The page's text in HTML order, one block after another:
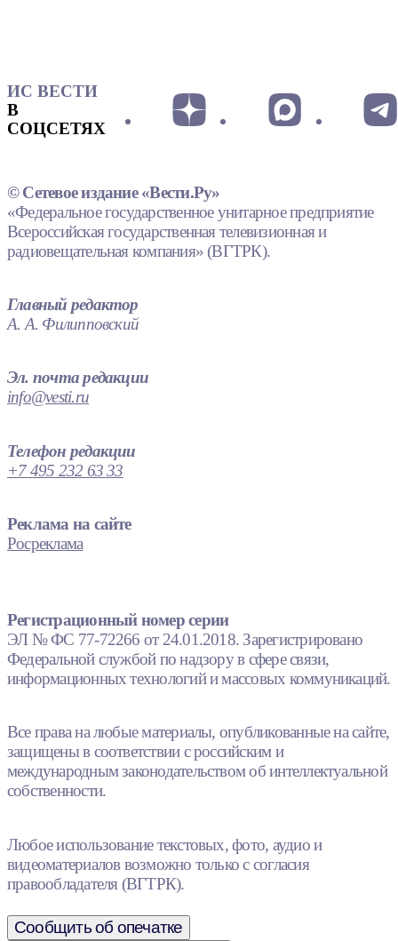
ИС ВЕСТИ
В
СОЦСЕТЯХ
© Сетевое издание «Вести.Ру»
«Федеральное государственное унитарное предприятие
Всероссийская государственная телевизионная и
радиовещательная компания» (ВГТРК).
Главный редактор
А. А. Филипповский
Эл. почта редакции
info@vesti.ru
Телефон редакции
+7 495 232 63 33
Реклама на сайте
Росреклама
Регистрационный номер серии
ЭЛ № ФС 77-72266 от 24.01.2018. Зарегистрировано
Федеральной службой по надзору в сфере связи,
информационных технологий и массовых коммуникаций.
Все права на любые материалы, опубликованные на сайте,
защищены в соответствии с российским и
международным законодательством об интеллектуальной
собственности.
Любое использование текстовых, фото, аудио и
видеоматериалов возможно только с согласия
правообладателя (ВГТРК).
Сообщить об опечатке